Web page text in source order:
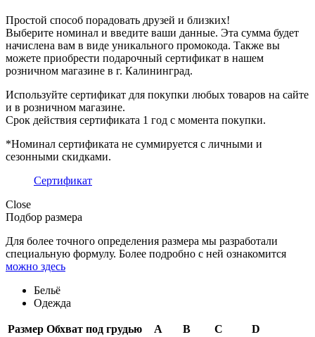
Простой способ порадовать друзей и близких!
Выберите номинал и введите ваши данные. Эта сумма будет
начислена вам в виде уникального промокода. Также вы
можете приобрести подарочный сертификат в нашем
розничном магазине в г. Калининград.
Используйте сертификат для покупки любых товаров на сайте
и в розничном магазине.
Срок действия сертификата 1 год с момента покупки.
*Номинал сертификата не суммируется с личными и
сезонными скидками.
Сертификат
Close
Подбор размера
Для более точного определения размера мы разработали
специальную формулу. Более подробно с ней ознакомится
можно здесь
Бельё
Одежда
Размер Обхват под грудью A B C
D